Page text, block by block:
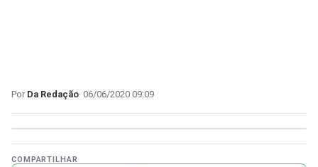
Da Redação 06/06/2020 09:09
COMPARTILHAR